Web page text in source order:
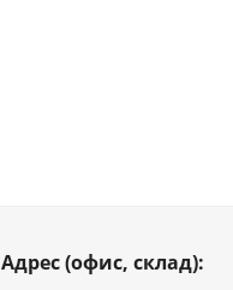
Адрес (офис, склад):